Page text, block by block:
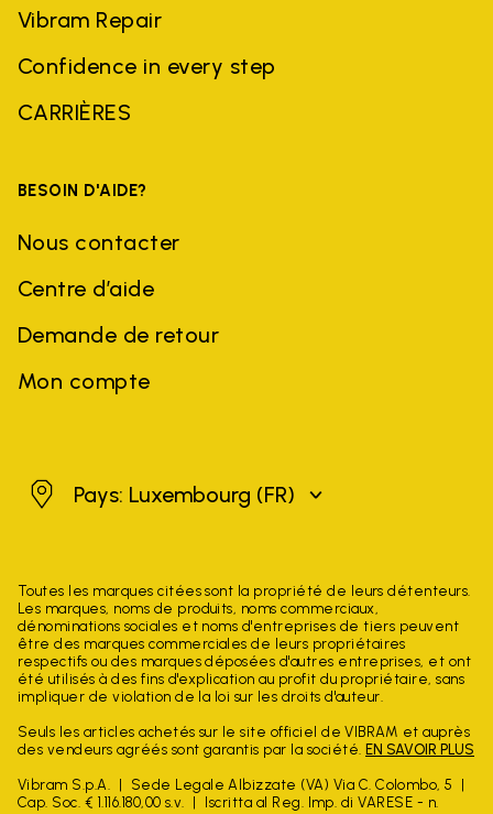
Vibram Repair
Confidence in every step
CARRIÈRES
BESOIN D'AIDE?
Nous contacter
Centre d’aide
Demande de retour
Mon compte
Luxembourg
Pays: Luxembourg (FR)
Toutes les marques citées sont la propriété de leurs détenteurs.
Les marques, noms de produits, noms commerciaux,
dénominations sociales et noms d'entreprises de tiers peuvent
être des marques commerciales de leurs propriétaires
respectifs ou des marques déposées d'autres entreprises, et ont
été utilisés à des fins d'explication au profit du propriétaire, sans
impliquer de violation de la loi sur les droits d'auteur.
Seuls les articles achetés sur le site officiel de VIBRAM et auprès
des vendeurs agréés sont garantis par la société.EN SAVOIR PLUS
Vibram S.p.A.
Sede Legale Albizzate (VA) Via C. Colombo, 5
Cap. Soc. € 1.116.180,00 s.v.
Iscritta al Reg. Imp. di VARESE - n.